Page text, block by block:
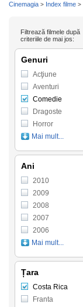
Filtrează filmele după
criteriile de mai jos:
Genuri
Acţiune
Aventuri
Comedie
Dragoste
Horror
Mai mult...
Ani
2010
2009
2008
2007
2006
Mai mult...
Țara
Costa Rica
Franta
Cinemagia > Index filme >